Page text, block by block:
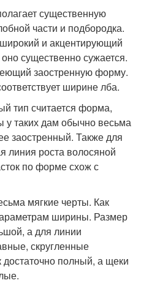
существенную
части и подбородка.
и акцентирующий
существенно сужается.
заостренную форму.
ширине лба.
тип считается форма,
таких дам обычно весьма
заостренный. Также для
линия роста волосяной
по форме схож с
мягкие черты. Как
ширины. Размер
а для линии
скругленные
полный, а щеки